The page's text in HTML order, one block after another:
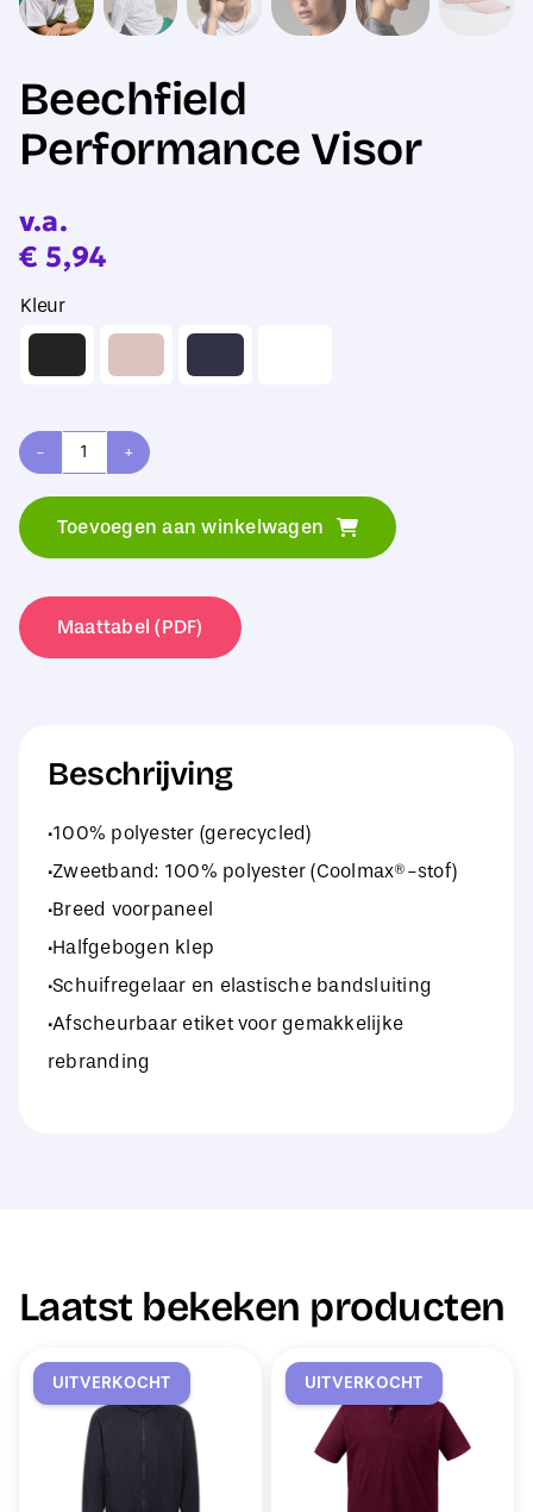
Beechfield
Performance Visor
v.a.
€ 5,94
Kleur
Beechfield
Visor
Toevoegen aan winkelwagen
Maattabel (PDF)
Beschrijving
·100% polyester (gerecycled)
·Zweetband: 100% polyester (Coolmax®-stof)
·Breed voorpaneel
·Halfgebogen klep
·Schuifregelaar en elastische bandsluiting
·Afscheurbaar etiket voor gemakkelijke
rebranding
Laatst bekeken producten
UITVERKOCHT UITVERKOCHT